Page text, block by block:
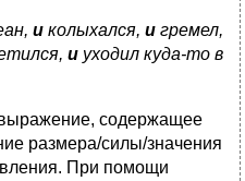
и колыхался, и гремел,
и уходил куда-то в
содержащее
размера/силы/значения
При помощи